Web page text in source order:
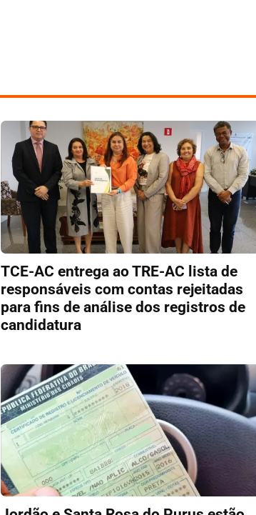
TCE-AC entrega ao TRE-AC lista de
responsáveis com contas rejeitadas
para fins de análise dos registros de
candidatura